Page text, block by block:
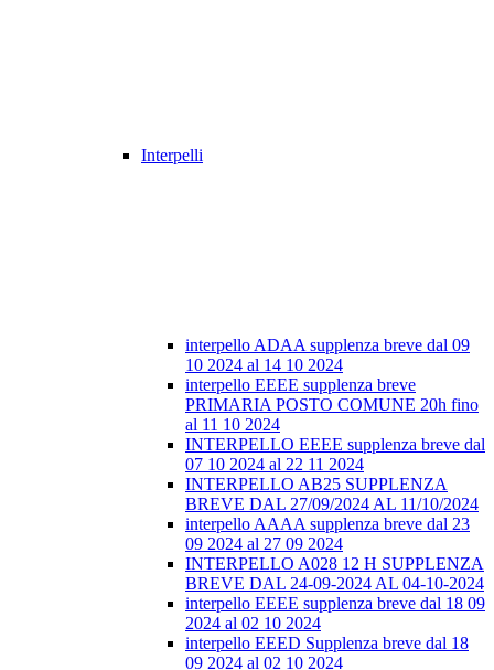
Interpelli
interpello ADAA supplenza breve dal 09
10 2024 al 14 10 2024
interpello EEEE supplenza breve
PRIMARIA POSTO COMUNE 20h fino
al 11 10 2024
INTERPELLO EEEE supplenza breve dal
07 10 2024 al 22 11 2024
INTERPELLO AB25 SUPPLENZA
BREVE DAL 27/09/2024 AL 11/10/2024
interpello AAAA supplenza breve dal 23
09 2024 al 27 09 2024
INTERPELLO A028 12 H SUPPLENZA
BREVE DAL 24-09-2024 AL 04-10-2024
interpello EEEE supplenza breve dal 18 09
2024 al 02 10 2024
interpello EEED Supplenza breve dal 18
09 2024 al 02 10 2024